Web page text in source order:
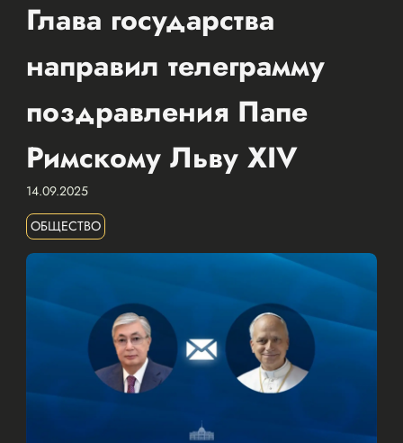
Глава государства
направил телеграмму
поздравления Папе
Римскому Льву XIV
14.09.2025
ОБЩЕСТВО